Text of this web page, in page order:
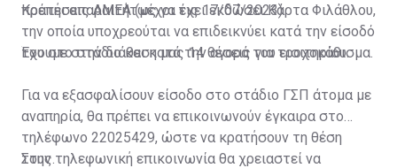
πρέπει απαραιτήτως να έχει εκδώσει Κάρτα Φιλάθλου,
την οποία υποχρεούται να επιδεικνύει κατά την είσοδό
του στο στάδιο και κατά την αγορά του εισιτηρίου.
Κρατήσεις ΑΜΕΑ (μέχρι τις 17/07/2023)
Έχουμε στην διάθεση μας 14 θέσεις για τροχοκάθισμα.
Για να εξασφαλίσουν είσοδο στο στάδιο ΓΣΠ άτομα με
αναπηρία, θα πρέπει να επικοινωνούν έγκαιρα στο
τηλέφωνο 22025429, ώστε να κρατήσουν τη θέση
τους.
Στην τηλεφωνική επικοινωνία θα χρειαστεί να